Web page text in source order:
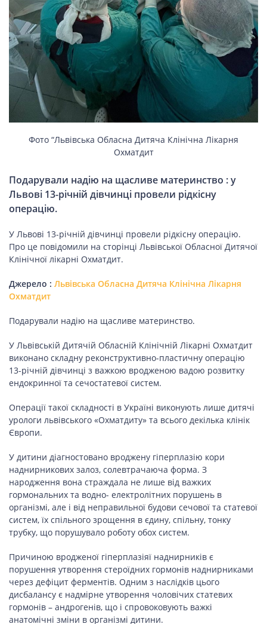
Літургійні
читання
УГКЦ
ПОДОРОЖІ
Подорожі
ЗДОРОВ’Я
COVID-19
ГОТУЄМО РАЗОМ
BEAUTY
СПОРТ
LIFESTYLE
Фото “Львівська Обласна Дитяча Клінічна Лікарня
Охматдит
Подарували надію на щасливе материнство : у
Львові 13-річній дівчинці провели рідкісну
операцію.
У Львові 13-річній дівчинці провели рідкісну операцію.
Про це повідомили на сторінці Львівської Обласної Дитячої
Клінічної лікарні Охматдит.
Джерело : Львівська Обласна Дитяча Клінічна Лікарня
Охматдит
Подарували надію на щасливе материнство.
У Львівській Дитячій Обласній Клінічній Лікарні Охматдит
виконано складну реконструктивно-пластичну операцію
13-річній дівчинці з важкою вродженою вадою розвитку
ендокринної та сечостатевої систем.
Операції такої складності в Україні виконують лише дитячі
урологи львівського «Охматдиту» та всього декілька клінік
Європи.
У дитини діагностовано вроджену гіперплазію кори
наднирникових залоз, солевтрачаюча форма. З
народження вона страждала не лише від важких
гормональних та водно- електролітних порушень в
організмі, але і від неправильної будови сечової та статевої
систем, їх спільного зрощення в єдину, спільну, тонку
трубку, що порушувало роботу обох систем.
Причиною вродженої гіперплазіяї наднирників є
порушення утворення стероїдних гормонів наднирниками
через дефіцит ферментів. Одним з наслідків цього
дисбалансу є надмірне утворення чоловічих статевих
гормонів – андрогенів, що і спровоковують важкі
анатомічні зміни в організмі дитини.